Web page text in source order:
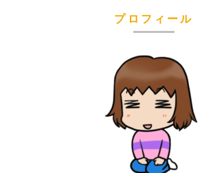
プロフィール